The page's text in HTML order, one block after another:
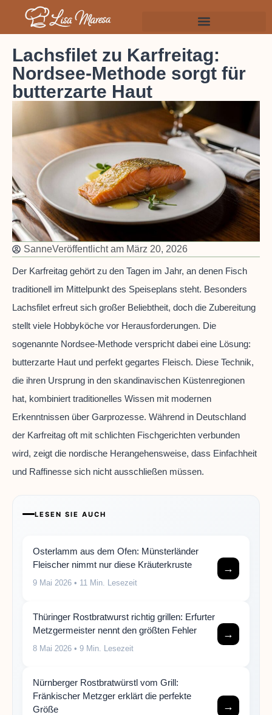
Lachsfilet zu Karfreitag:
Nordsee-Methode sorgt für
butterzarte Haut
SanneVeröffentlicht am März 20, 2026
Der Karfreitag gehört zu den Tagen im Jahr, an denen Fisch
traditionell im Mittelpunkt des Speiseplans steht. Besonders
Lachsfilet erfreut sich großer Beliebtheit, doch die Zubereitung
stellt viele Hobbyköche vor Herausforderungen. Die
sogenannte Nordsee-Methode verspricht dabei eine Lösung:
butterzarte Haut und perfekt gegartes Fleisch. Diese Technik,
die ihren Ursprung in den skandinavischen Küstenregionen
hat, kombiniert traditionelles Wissen mit modernen
Erkenntnissen über Garprozesse. Während in Deutschland
der Karfreitag oft mit schlichten Fischgerichten verbunden
wird, zeigt die nordische Herangehensweise, dass Einfachheit
und Raffinesse sich nicht ausschließen müssen.
LESEN SIE AUCH
Osterlamm aus dem Ofen: Münsterländer
Fleischer nimmt nur diese Kräuterkruste
9 Mai 2026 • 11 Min. Lesezeit
→
Thüringer Rostbratwurst richtig grillen: Erfurter
Metzgermeister nennt den größten Fehler
8 Mai 2026 • 9 Min. Lesezeit
→
Nürnberger Rostbratwürstl vom Grill:
Fränkischer Metzger erklärt die perfekte
Größe
→